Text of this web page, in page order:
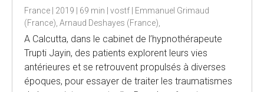
France | 2019 | 69 min | vostf | Emmanuel Grimaud
(France), Arnaud Deshayes (France),
A Calcutta, dans le cabinet de l’hypnothérapeute
Trupti Jayin, des patients explorent leurs vies
antérieures et se retrouvent propulsés à diverses
époques, pour essayer de traiter les traumatismes